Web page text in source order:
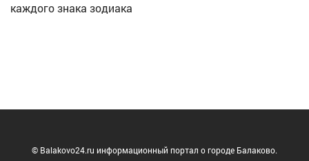
каждого знака зодиака
© Balakovo24.ru информационный портал о городе Балаково.